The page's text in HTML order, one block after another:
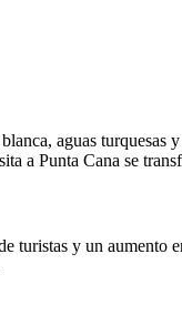
aguas
a Punta Cana se
y un aumento